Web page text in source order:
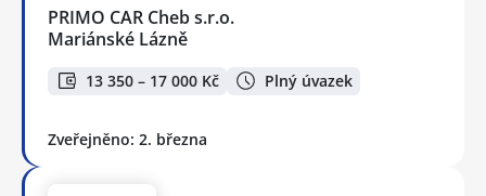
PRIMO CAR Cheb s.r.o.
Mariánské Lázně
13 350 – 17 000 Kč Plný úvazek
Zveřejněno: 2. března